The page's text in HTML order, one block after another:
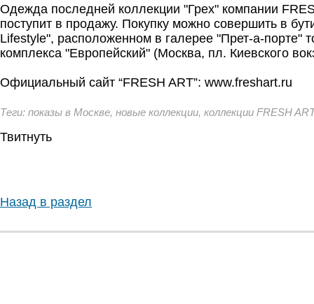
Одежда последней коллекции "Грех" компании
поступит в продажу. Покупку можно совершить в
Lifestyle", расположенном в галерее "Прет-а-порте"
комплекса "Европейский" (Москва, пл. Киевского
Официальный сайт “FRESH ART”: www.freshart.ru
Теги: показы в Москве, новые коллекции, коллекции FRESH
Твитнуть
Назад в раздел